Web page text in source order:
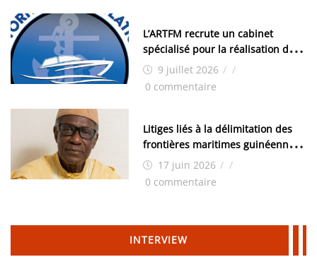
L’ARTFM recrute un cabinet
spécialisé pour la réalisation des
études techniques
9 juillet 2026 / /
0 commentaire
Litiges liés à la délimitation des
frontières maritimes guinéennes:
Idrissa Chérif écrit au ministre
des Hydrocarbures
17 juin 2026 / /
0 commentaire
INTERVIEW